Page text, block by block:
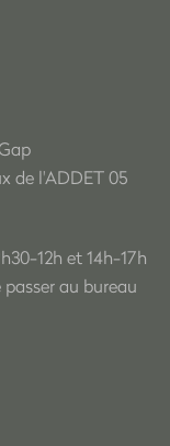
de l'ADDET 05
12h et 14h-17h
au bureau